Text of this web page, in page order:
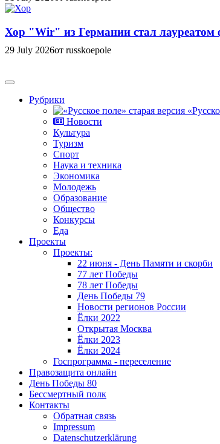
Хор "Wir" из Германии стал лауреатом
29 July 2026от russkoepole
Рубрики
Новости
Культура
Туризм
Спорт
Наука и техника
Экономика
Молодежь
Образование
Общество
Конкурсы
Еда
Проекты
Проекты:
22 июня - День Памяти и скорби
77 лет Победы
78 лет Победы
День Победы 79
Новости регионов России
Ёлки 2022
Открытая Москва
Ёлки 2023
Ёлки 2024
Госпрограмма - переселение
Правозащита онлайн
День Победы 80
Бессмертный полк
Контакты
Обратная связь
Impressum
Datenschutzerklärung